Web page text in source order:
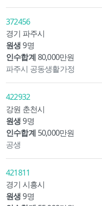
372456
경기 파주시
원생 9명
인수합계80,000만원
파주시 공동생활가정
422932
강원 춘천시
원생 9명
인수합계 50,000만원
공생
421811
경기 시흥시
원생 9명